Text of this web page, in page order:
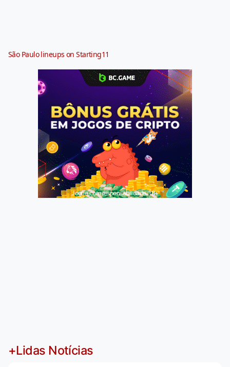
São Paulo lineups on Starting11
Jogue com responsabilidade. 18+
+Lidas Notícias